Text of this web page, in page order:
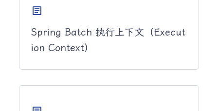
article
Spring Batch 执行上下文（Execut
ion Context）